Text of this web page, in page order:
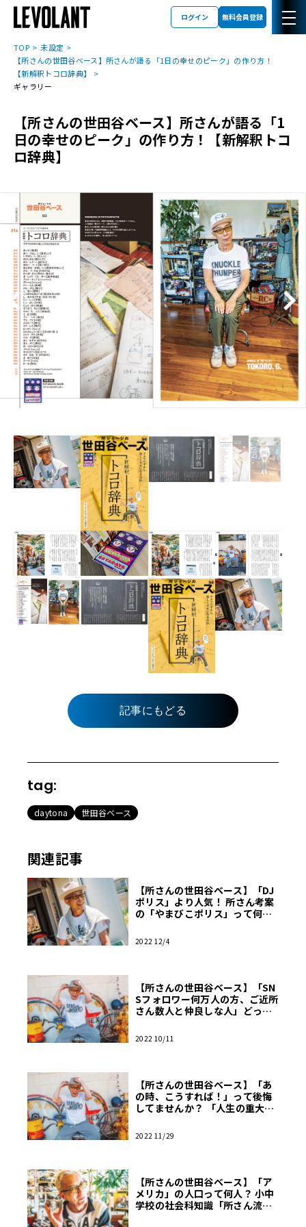
ログイン 無料会員登録
TOP
未設定
【所さんの世田谷ベース】所さんが語る「1日の幸せのピーク」の作り方！
【新解釈トコロ辞典】
ギャラリー
【所さんの世田谷ベース】所さんが語る「1
日の幸せのピーク」の作り方！【新解釈トコ
ロ辞典】
記事にもどる
tag:
daytona 世田谷ベース
関連記事
【所さんの世田谷ベース】「DJ
ポリス」より人気！ 所さん考案
の「やまびこポリス」って何
2022 12/4
【所さんの世田谷ベース】「SN
Sフォロワー何万人の方、ご近所
さん数人と仲良しな人」どっち
2022 10/11
【所さんの世田谷ベース】「あ
の時、こうすれば！」って後悔
してませんか？ 「人生の重大な
ドバイス！【新解釈トコロ辞
典】
2022 11/29
【所さんの世田谷ベース】「ア
メリカ」の人口って何人？ 小中
学校の社会科知識「所さん流」